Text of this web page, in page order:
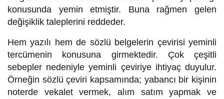
konusunda yemin etmiştir. Buna rağmen gelen
değişiklik taleplerini reddeder.
Hem yazılı hem de sözlü belgelerin çevirisi yeminli
tercümenin konusuna girmektedir. Çok çeşitli
sebepler nedeniyle yeminli çeviriye ihtiyaç duyulur.
Örneğin sözlü çeviri kapsamında; yabancı bir kişinin
noterde vekalet vermek, alım satım yapmak ve